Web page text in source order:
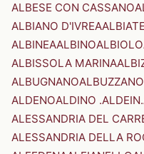
ALBESE CON CASSANO
ALBIANO D'IVREAALBIATE
ALBINEAALBINOALBIOLO
ALBISSOLA MARINA
ALBUGNANOALBUZZANO
ALDENOALDINO .ALDEIN.
ALESSANDRIA DEL
ALESSANDRIA DELLA